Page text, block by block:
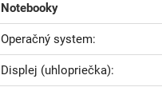
Notebooky
Operačný system
Displej (uhlopriečka)